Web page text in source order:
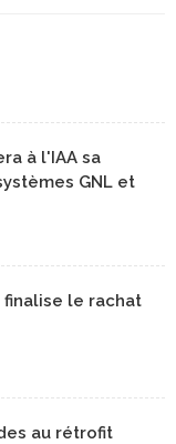
à l'IAA sa
GNL et
finalise le rachat
au rétrofit